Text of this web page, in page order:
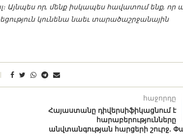
Այնպես որ, մենք իսկապես հավատում ենք, որ
կունենա նաեւ տարածաշրջանային
հաջորդը
Հայաստանը դիվերսիֆիկացնում է
հարաբերությունները
անվտանգության հարցերի շուրջ.